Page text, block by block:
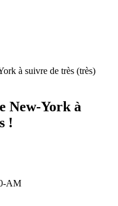
à suivre de très (très)
New-York à
!